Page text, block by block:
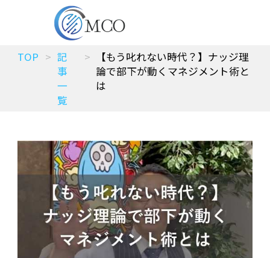
TOP
記
事
一
覧
【もう叱れない時代？】ナッジ理
論で部下が動くマネジメント術と
は